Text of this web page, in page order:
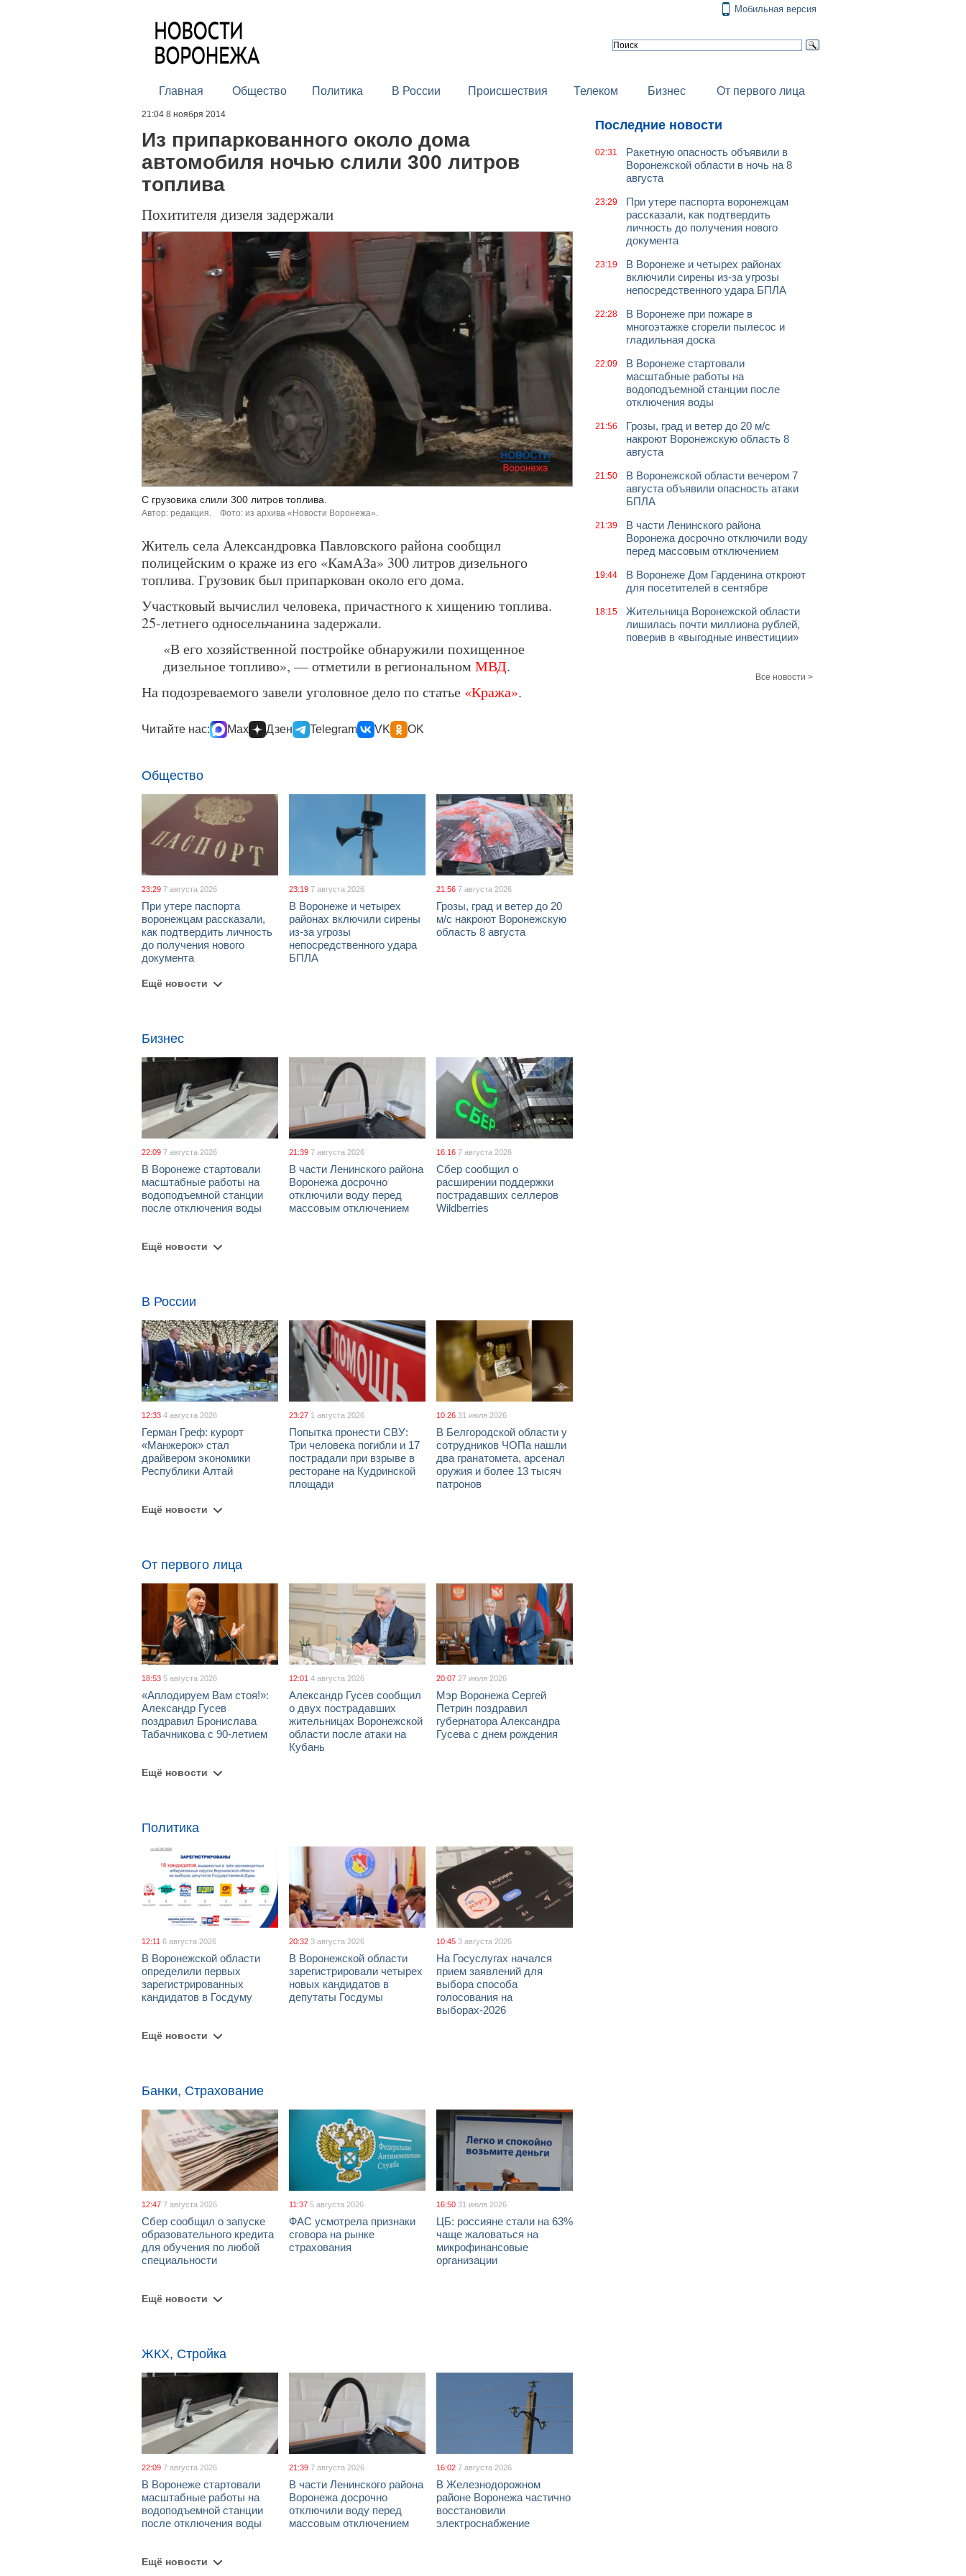
Мобильная версия
Главная Общество Политика В России Происшествия Телеком Бизнес От первого лица
21:04 8 ноября 2014
Из припаркованного около дома
автомобиля ночью слили 300 литров
топлива
Похитителя дизеля задержали
С грузовика слили 300 литров топлива.
Автор: редакция. Фото: из архива «Новости Воронежа».
Житель села Александровка Павловского района сообщил
полицейским о краже из его «КамАЗа» 300 литров дизельного
топлива. Грузовик был припаркован около его дома.
Участковый вычислил человека, причастного к хищению топлива.
25-летнего односельчанина задержали.
«В его хозяйственной постройке обнаружили похищенное
дизельное топливо», — отметили в региональном МВД.
На подозреваемого завели уголовное дело по статье «Кража».
Читайте нас: Max Дзен Telegram VK OK
Общество
23:29 7 августа 2026
При утере паспорта
воронежцам рассказали,
как подтвердить личность
до получения нового
документа
23:19 7 августа 2026
В Воронеже и четырех
районах включили сирены
из-за угрозы
непосредственного удара
БПЛА
21:56 7 августа 2026
Грозы, град и ветер до 20
м/с накроют Воронежскую
область 8 августа
Ещё новости
Бизнес
22:09 7 августа 2026
В Воронеже стартовали
масштабные работы на
водоподъемной станции
после отключения воды
21:39 7 августа 2026
В части Ленинского района
Воронежа досрочно
отключили воду перед
массовым отключением
16:16 7 августа 2026
Сбер сообщил о
расширении поддержки
пострадавших селлеров
Wildberries
Ещё новости
В России
12:33 4 августа 2026
Герман Греф: курорт
«Манжерок» стал
драйвером экономики
Республики Алтай
23:27 1 августа 2026
Попытка пронести СВУ:
Три человека погибли и 17
пострадали при взрыве в
ресторане на Кудринской
площади
10:26 31 июля 2026
В Белгородской области у
сотрудников ЧОПа нашли
два гранатомета, арсенал
оружия и более 13 тысяч
патронов
Ещё новости
От первого лица
18:53 5 августа 2026
«Аплодируем Вам стоя!»:
Александр Гусев
поздравил Бронислава
Табачникова с 90-летием
12:01 4 августа 2026
Александр Гусев сообщил
о двух пострадавших
жительницах Воронежской
области после атаки на
Кубань
20:07 27 июля 2026
Мэр Воронежа Сергей
Петрин поздравил
губернатора Александра
Гусева с днем рождения
Ещё новости
Политика
12:11 6 августа 2026
В Воронежской области
определили первых
зарегистрированных
кандидатов в Госдуму
20:32 3 августа 2026
В Воронежской области
зарегистрировали четырех
новых кандидатов в
депутаты Госдумы
10:45 3 августа 2026
На Госуслугах начался
прием заявлений для
выбора способа
голосования на
выборах-2026
Ещё новости
Банки, Страхование
12:47 7 августа 2026
Сбер сообщил о запуске
образовательного кредита
для обучения по любой
специальности
11:37 5 августа 2026
ФАС усмотрела признаки
сговора на рынке
страхования
16:50 31 июля 2026
ЦБ: россияне стали на 63%
чаще жаловаться на
микрофинансовые
организации
Ещё новости
ЖКХ, Стройка
22:09 7 августа 2026
В Воронеже стартовали
масштабные работы на
водоподъемной станции
после отключения воды
21:39 7 августа 2026
В части Ленинского района
Воронежа досрочно
отключили воду перед
массовым отключением
16:02 7 августа 2026
В Железнодорожном
районе Воронежа частично
восстановили
электроснабжение
Ещё новости
Последние новости
02:31
Ракетную опасность объявили в
Воронежской области в ночь на 8
августа
23:29
При утере паспорта воронежцам
рассказали, как подтвердить
личность до получения нового
документа
23:19
В Воронеже и четырех районах
включили сирены из-за угрозы
непосредственного удара БПЛА
22:28
В Воронеже при пожаре в
многоэтажке сгорели пылесос и
гладильная доска
22:09
В Воронеже стартовали
масштабные работы на
водоподъемной станции после
отключения воды
21:56
Грозы, град и ветер до 20 м/с
накроют Воронежскую область 8
августа
21:50
В Воронежской области вечером 7
августа объявили опасность атаки
БПЛА
21:39
В части Ленинского района
Воронежа досрочно отключили воду
перед массовым отключением
19:44
В Воронеже Дом Гарденина откроют
для посетителей в сентябре
18:15
Жительница Воронежской области
лишилась почти миллиона рублей,
поверив в «выгодные инвестиции»
Все новости >